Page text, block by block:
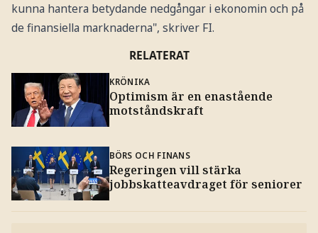
kunna hantera betydande nedgångar i ekonomin och på
de finansiella marknaderna", skriver FI.
RELATERAT
KRÖNIKA
Optimism är en enastående
motståndskraft
BÖRS OCH FINANS
Regeringen vill stärka
jobbskatteavdraget för seniorer